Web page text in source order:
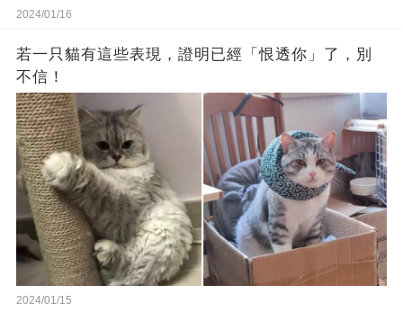
2024/01/16
若一只貓有這些表現，證明已經「恨透你」了，別
不信！
2024/01/15